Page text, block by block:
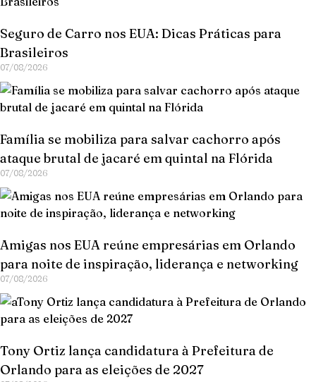
Seguro de Carro nos EUA: Dicas Práticas para
Brasileiros
07/08/2026
Família se mobiliza para salvar cachorro após
ataque brutal de jacaré em quintal na Flórida
07/08/2026
Amigas nos EUA reúne empresárias em Orlando
para noite de inspiração, liderança e networking
07/08/2026
Tony Ortiz lança candidatura à Prefeitura de
Orlando para as eleições de 2027